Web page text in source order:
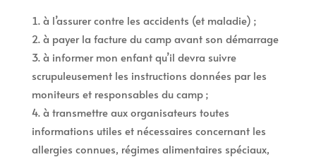
à l’assurer contre les accidents (et maladie) ;
à payer la facture du camp avant son démarrage
à informer mon enfant qu’il devra suivre
scrupuleusement les instructions données par les
moniteurs et responsables du camp ;
à transmettre aux organisateurs toutes
informations utiles et nécessaires concernant les
allergies connues, régimes alimentaires spéciaux,